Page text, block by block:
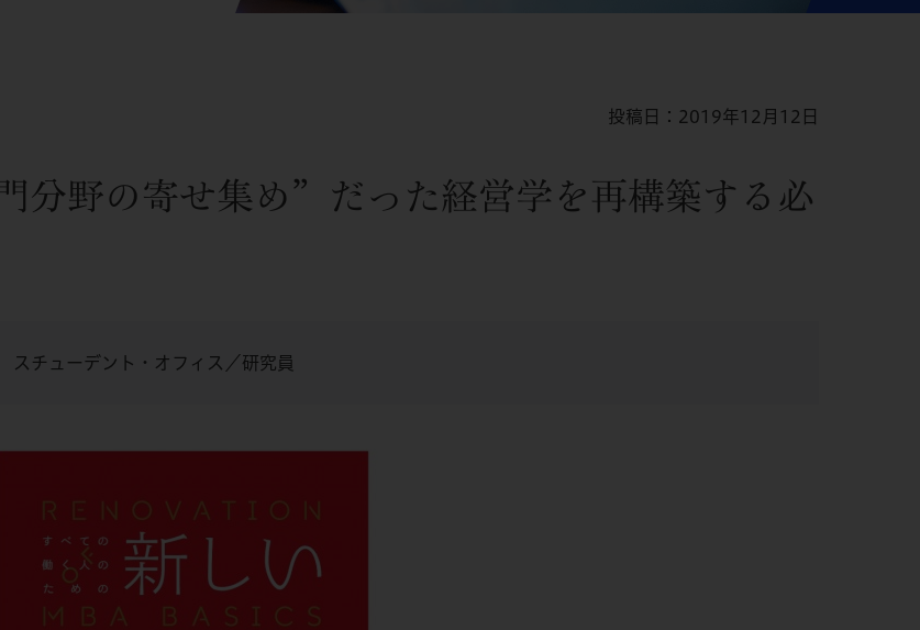
投稿日：2019年12月12日
野の寄せ集め”だった経営学を再構築する必
チューデント・オフィス／研究員